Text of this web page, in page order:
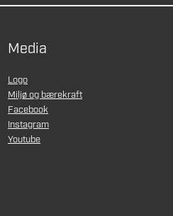
Media
Logo
Miljø og bærekraft
Facebook
Instagram
Youtube